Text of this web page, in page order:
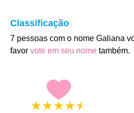
Classificação
7 pessoas com o nome Galiana
favor vote em seu nome também.
★★★★★